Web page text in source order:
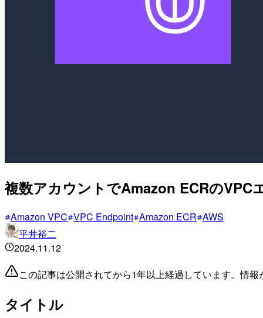
複数アカウントでAmazon ECRの
Amazon VPC VPC Endpoint Amazon ECR AWS
平井裕二
2024.11.12
この記事は公開されてから1年以上経過しています。情
タイトル